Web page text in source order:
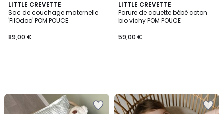
LITTLE CREVETTE
Sac de couchage maternelle
'FilOdoo' POM POUCE
€.
89,00 €
LITTLE CREVETTE
Parure de couette bébé coton
bio vichy POM POUCE
59,00 €